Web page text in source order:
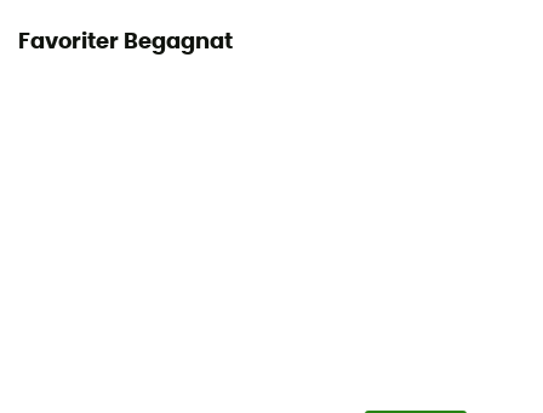
Favoriter Begagnat